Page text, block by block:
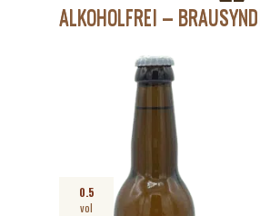
ALKOHOLFREI –
0.5
vol